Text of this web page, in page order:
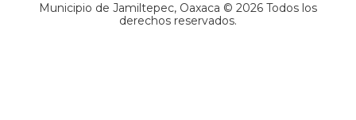
Municipio de Jamiltepec, Oaxaca © 2026 Todos los
derechos reservados.